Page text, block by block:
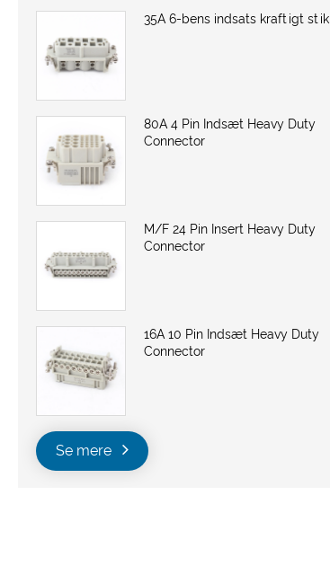
35A 6-bens indsats kraftigt stik
80A 4 Pin Indsæt Heavy Duty
Connector
M/F 24 Pin Insert Heavy Duty
Connector
16A 10 Pin Indsæt Heavy Duty
Connector
Se mere